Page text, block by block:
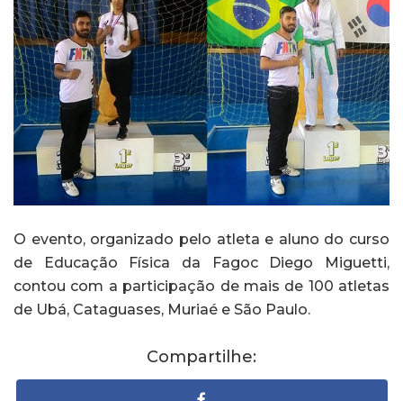
O evento, organizado pelo atleta e aluno do curso
de Educação Física da Fagoc Diego Miguetti,
contou com a participação de mais de 100 atletas
de Ubá, Cataguases, Muriaé e São Paulo.
Compartilhe: